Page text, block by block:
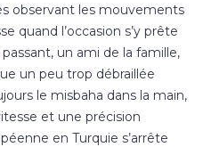
observant les mouvements
quand l’occasion s’y prête
un ami de la famille,
un peu trop débraillée
le misbaha dans la main,
et une précision
en Turquie s’arrête